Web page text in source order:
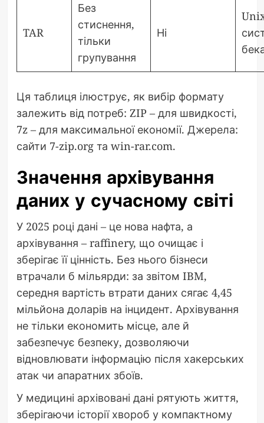
TAR
Без
стиснення,
тільки
групування
Ні
Ця таблиця ілюструє, як вибір формату
залежить від потреб: ZIP – для швидкості,
7z – для максимальної економії. Джерела:
сайти 7-zip.org та win-rar.com.
Значення архівування
даних у сучасному світі
У 2025 році дані – це нова нафта, а
архівування – raffinery, що очищає і
зберігає її цінність. Без нього бізнеси
втрачали б мільярди: за звітом IBM,
середня вартість втрати даних сягає 4,45
мільйона доларів на інцидент. Архівування
не тільки економить місце, але й
забезпечує безпеку, дозволяючи
відновлювати інформацію після хакерських
атак чи апаратних збоїв.
У медицині архівовані дані рятують життя,
зберігаючи історії хвороб у компактному